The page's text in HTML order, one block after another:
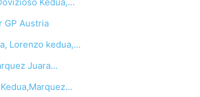
GP Austria
Lorenzo kedua,…
Juara…